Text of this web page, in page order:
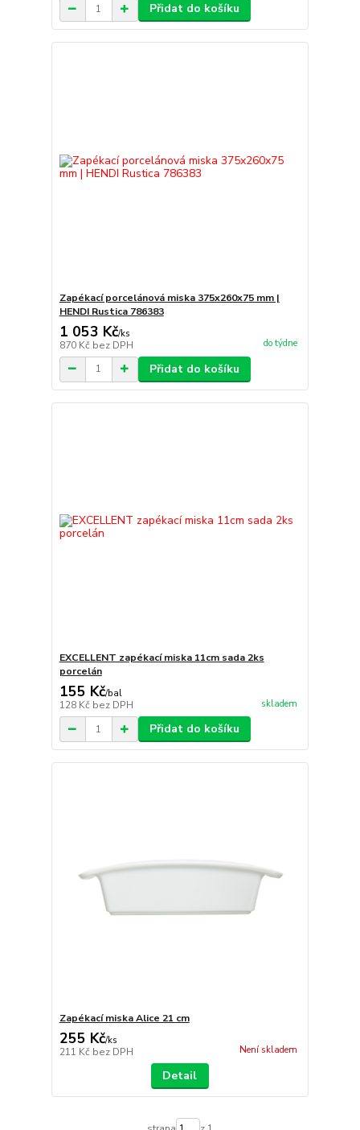
Přidat do košíku
Zapékací porcelánová miska 375x260x75 mm |
HENDI Rustica 786383
1 053 Kč/ks
870 Kč bez DPH do týdne
Přidat do košíku
EXCELLENT zapékací miska 11cm sada 2ks
porcelán
155 Kč/bal
128 Kč bez DPH skladem
Přidat do košíku
Zapékací miska Alice 21 cm
255 Kč/ks
211 Kč bez DPH Není skladem
Detail